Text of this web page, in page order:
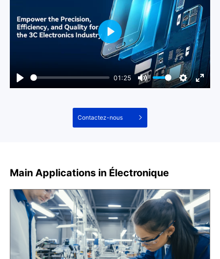
01:25
Contactez-nous
Main Applications in Électronique